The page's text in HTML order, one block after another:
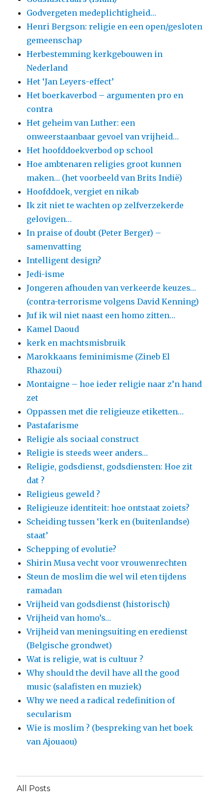
Godvergeten medeplichtigheid…
Henri Bergson: religie en een open/gesloten
gemeenschap
Herbestemming kerkgebouwen in
Nederland
Het ‘Jan Leyers-effect’
Het boerkaverbod – argumenten pro en
contra
Het geheim van Luther: een
onweerstaanbaar gevoel van vrijheid…
Het hoofddoekverbod op school
Hoe ambtenaren religies groot kunnen
maken… (het voorbeeld van Brits Indië)
Hoofddoek, vergiet en nikab
Ik zit niet te wachten op zelfverzekerde
gelovigen…
In praise of doubt (Peter Berger) –
samenvatting
Intelligent design?
Jedi-isme
Jongeren afhouden van verkeerde keuzes…
(contra-terrorisme volgens David Kenning)
Juf ik wil niet naast een homo zitten…
Kamel Daoud
kerk en machtsmisbruik
Marokkaans feminimisme (Zineb El
Rhazoui)
Montaigne – hoe ieder religie naar z’n hand
zet
Oppassen met die religieuze etiketten…
Pastafarisme
Religie als sociaal construct
Religie is steeds weer anders…
Religie, godsdienst, godsdiensten: Hoe zit
dat ?
Religieus geweld ?
Religieuze identiteit: hoe ontstaat zoiets?
Scheiding tussen ‘kerk en (buitenlandse)
staat’
Schepping of evolutie?
Shirin Musa vecht voor vrouwenrechten
Steun de moslim die wel wil eten tijdens
ramadan
Vrijheid van godsdienst (historisch)
Vrijheid van homo’s…
Vrijheid van meningsuiting en eredienst
(Belgische grondwet)
Wat is religie, wat is cultuur ?
Why should the devil have all the good
music (salafisten en muziek)
Why we need a radical redefinition of
secularism
Wie is moslim ? (bespreking van het boek
van Ajouaou)
All Posts